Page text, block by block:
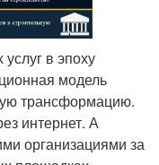
в эпоху
модель
трансформацию.
интернет. А
организациями за